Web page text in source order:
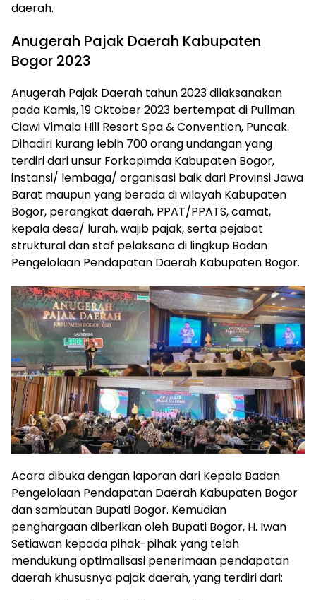
daerah.
Anugerah Pajak Daerah Kabupaten
Bogor 2023
Anugerah Pajak Daerah tahun 2023 dilaksanakan
pada Kamis, 19 Oktober 2023 bertempat di Pullman
Ciawi Vimala Hill Resort Spa & Convention, Puncak.
Dihadiri kurang lebih 700 orang undangan yang
terdiri dari unsur Forkopimda Kabupaten Bogor,
instansi/ lembaga/ organisasi baik dari Provinsi Jawa
Barat maupun yang berada di wilayah Kabupaten
Bogor, perangkat daerah, PPAT/PPATS, camat,
kepala desa/ lurah, wajib pajak, serta pejabat
struktural dan staf pelaksana di lingkup Badan
Pengelolaan Pendapatan Daerah Kabupaten Bogor.
Acara dibuka dengan laporan dari Kepala Badan
Pengelolaan Pendapatan Daerah Kabupaten Bogor
dan sambutan Bupati Bogor. Kemudian
penghargaan diberikan oleh Bupati Bogor, H. Iwan
Setiawan kepada pihak-pihak yang telah
mendukung optimalisasi penerimaan pendapatan
daerah khususnya pajak daerah, yang terdiri dari: